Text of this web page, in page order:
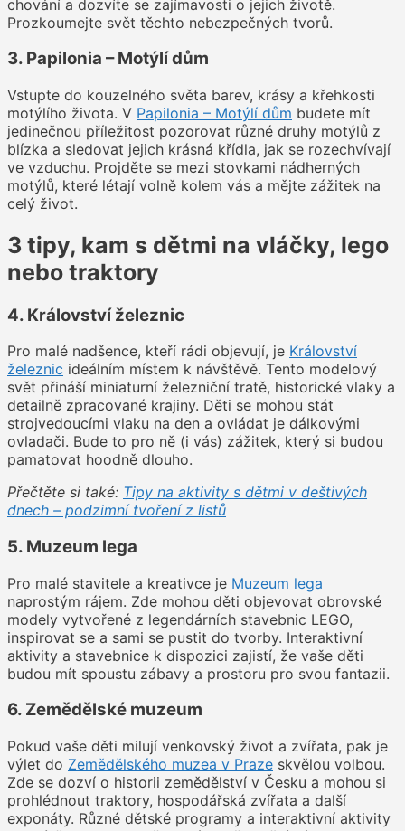
chování a dozvíte se zajímavosti o jejich životě.
Prozkoumejte svět těchto nebezpečných tvorů.
3. Papilonia – Motýlí dům
Vstupte do kouzelného světa barev, krásy a křehkosti
motýlího života. V Papilonia – Motýlí dům budete mít
jedinečnou příležitost pozorovat různé druhy motýlů z
blízka a sledovat jejich krásná křídla, jak se rozechvívají
ve vzduchu. Projděte se mezi stovkami nádherných
motýlů, které létají volně kolem vás a mějte zážitek na
celý život.
3 tipy, kam s dětmi na vláčky, lego
nebo traktory
4. Království železnic
Pro malé nadšence, kteří rádi objevují, je Království
železnic ideálním místem k návštěvě. Tento modelový
svět přináší miniaturní železniční tratě, historické vlaky a
detailně zpracované krajiny. Děti se mohou stát
strojvedoucími vlaku na den a ovládat je dálkovými
ovladači. Bude to pro ně (i vás) zážitek, který si budou
pamatovat hoodně dlouho.
Přečtěte si také: Tipy na aktivity s dětmi v deštivých
dnech – podzimní tvoření z listů
5. Muzeum lega
Pro malé stavitele a kreativce je Muzeum lega
naprostým rájem. Zde mohou děti objevovat obrovské
modely vytvořené z legendárních stavebnic LEGO,
inspirovat se a sami se pustit do tvorby. Interaktivní
aktivity a stavebnice k dispozici zajistí, že vaše děti
budou mít spoustu zábavy a prostoru pro svou fantazii.
6. Zemědělské muzeum
Pokud vaše děti milují venkovský život a zvířata, pak je
výlet do Zemědělského muzea v Praze skvělou volbou.
Zde se dozví o historii zemědělství v Česku a mohou si
prohlédnout traktory, hospodářská zvířata a další
exponáty. Různé dětské programy a interaktivní aktivity